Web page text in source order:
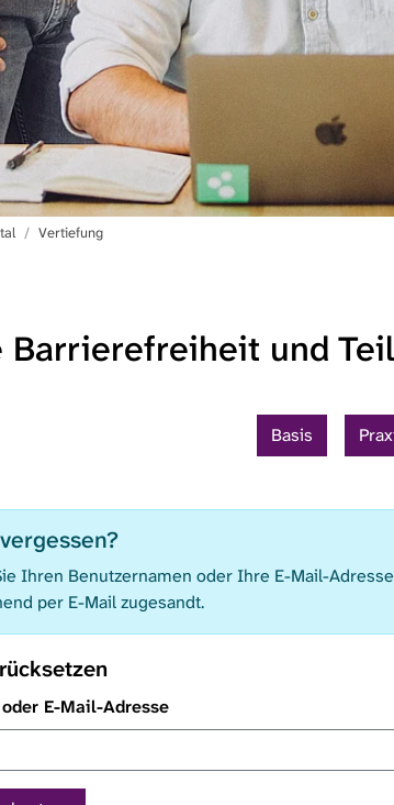
Vertiefung
Barrierefreiheit und
Basis
Ihren Benutzernamen oder Ihre E-Mail-
per E-Mail zugesandt.
E-Mail-Adresse